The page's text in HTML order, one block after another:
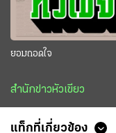
ยอมถอดใจ
สำนักข่าวหัวเขียว
แท็กที่เกี่ยวข้อง